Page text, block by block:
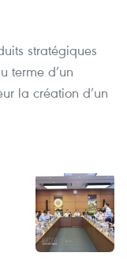
stratégiques
terme d’un
la création d’un